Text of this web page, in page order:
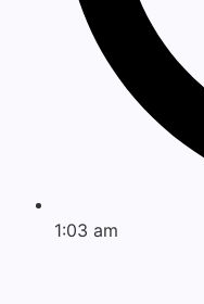
1:03 am